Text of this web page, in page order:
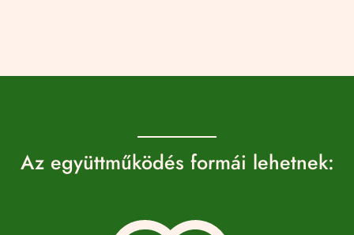
Az együttműködés formái lehetnek: